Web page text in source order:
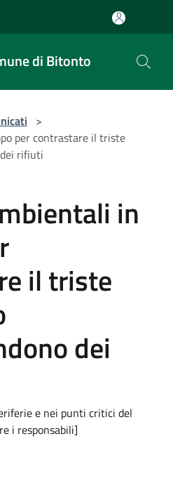
di Bitonto
>
per contrastare il triste
rifiuti
in
il triste
dei
e nei punti critici del
i responsabili]